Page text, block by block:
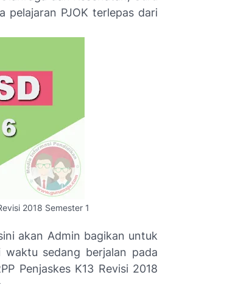
pelajaran PJOK terlepas dari
2018 Semester 1
akan Admin bagikan untuk
sedang berjalan pada
Penjaskes K13 Revisi 2018